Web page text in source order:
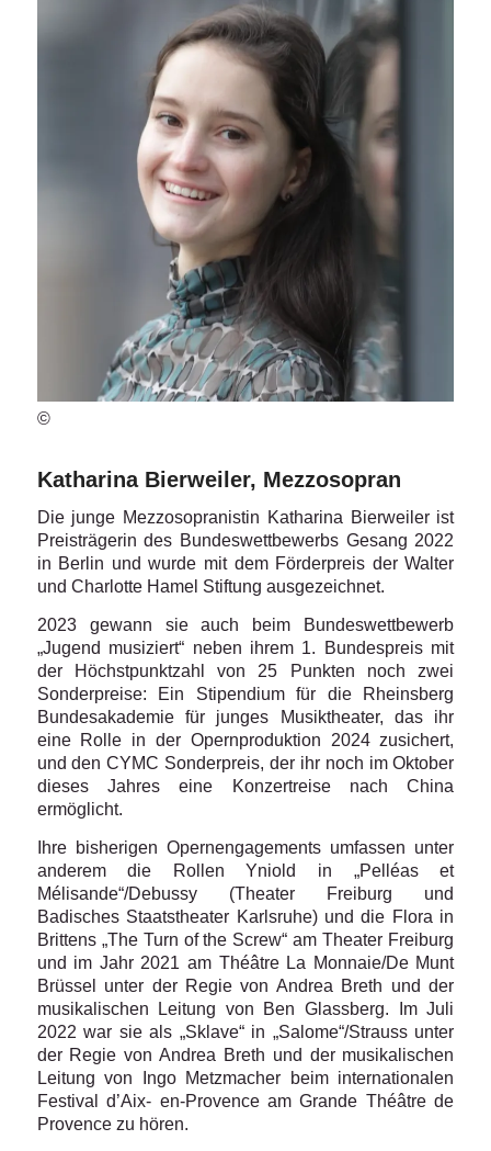
©
Katharina Bierweiler, Mezzosopran
Die junge Mezzosopranistin Katharina Bierweiler ist
Preisträgerin des Bundeswettbewerbs Gesang 2022
in Berlin und wurde mit dem Förderpreis der Walter
und Charlotte Hamel Stiftung ausgezeichnet.
2023 gewann sie auch beim Bundeswettbewerb
„Jugend musiziert“ neben ihrem 1. Bundespreis mit
der Höchstpunktzahl von 25 Punkten noch zwei
Sonderpreise: Ein Stipendium für die Rheinsberg
Bundesakademie für junges Musiktheater, das ihr
eine Rolle in der Opernproduktion 2024 zusichert,
und den CYMC Sonderpreis, der ihr noch im Oktober
dieses Jahres eine Konzertreise nach China
ermöglicht.
Ihre bisherigen Opernengagements umfassen unter
anderem die Rollen Yniold in „Pelléas et
Mélisande“/Debussy (Theater Freiburg und
Badisches Staatstheater Karlsruhe) und die Flora in
Brittens „The Turn of the Screw“ am Theater Freiburg
und im Jahr 2021 am Théâtre La Monnaie/De Munt
Brüssel unter der Regie von Andrea Breth und der
musikalischen Leitung von Ben Glassberg. Im Juli
2022 war sie als „Sklave“ in „Salome“/Strauss unter
der Regie von Andrea Breth und der musikalischen
Leitung von Ingo Metzmacher beim internationalen
Festival d’Aix- en-Provence am Grande Théâtre de
Provence zu hören.